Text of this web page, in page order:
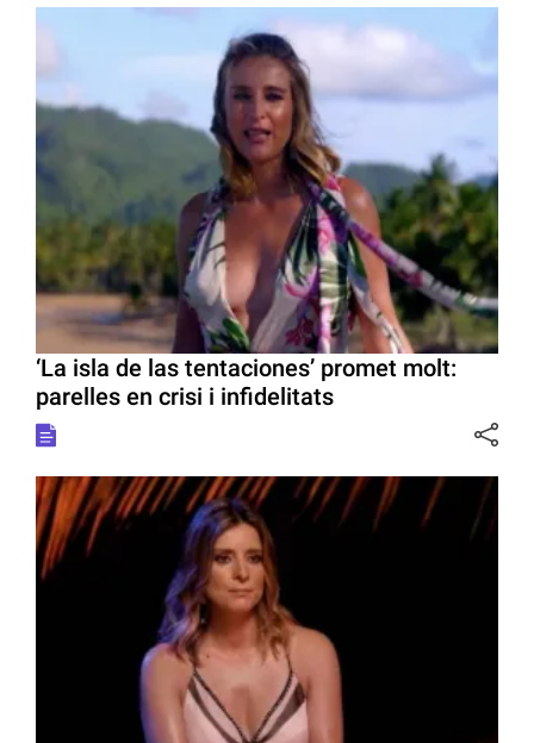
‘La isla de las tentaciones’ promet molt:
parelles en crisi i infidelitats